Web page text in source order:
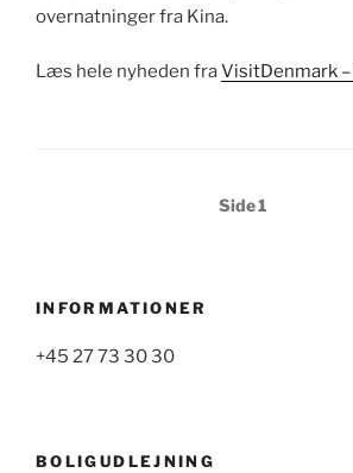
overnatninger fra Kina.
Læs hele nyheden fraVisitDenmark
IndlægsinddelingSide1
INFORMATIONER
+45 27 73 30 30
BOLIGUDLEJNING